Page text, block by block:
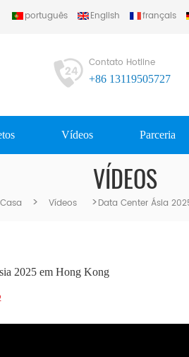
português English français
Contato Hotline
+86 13119505727
Vídeos Parceria
VÍDEOS
Casa > Vídeos >Data Center Ásia
2025 em Hong Kong